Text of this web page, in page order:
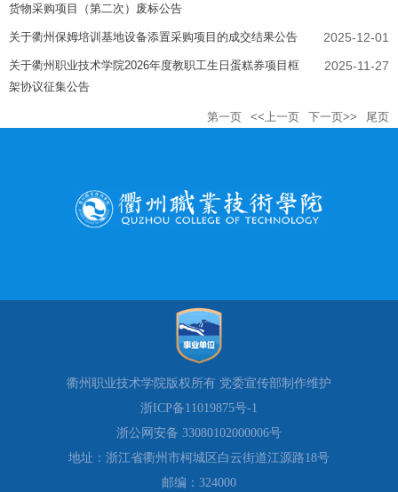
货物采购项目（第二次）废标公告
关于衢州保姆培训基地设备添置采购项目的成交结果公告 2025-12-01
关于衢州职业技术学院2026年度教职工生日蛋糕券项目框
架协议征集公告
2025-11-27
第一页 <<上一页 下一页>> 尾页
衢州职业技术学院版权所有 党委宣传部制作维护
浙ICP备11019875号-1
浙公网安备 33080102000006号
地址：浙江省衢州市柯城区白云街道江源路18号
邮编：324000